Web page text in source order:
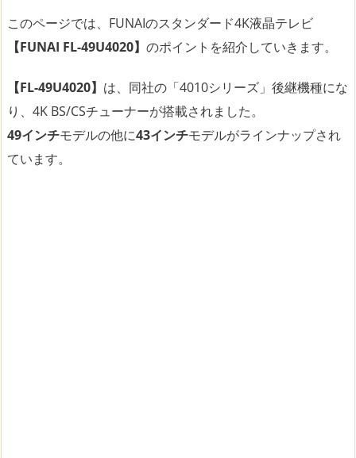
このページでは、FUNAIのスタンダード4K液晶テレビ
【FUNAI FL-49U4020】 のポイントを紹介していきます。
【FL-49U4020】 は、同社の「4010シリーズ」後継機種にな
り、4K BS/CSチューナーが搭載されました。
49インチモデルの他に43インチモデルがラインナップされ
ています。